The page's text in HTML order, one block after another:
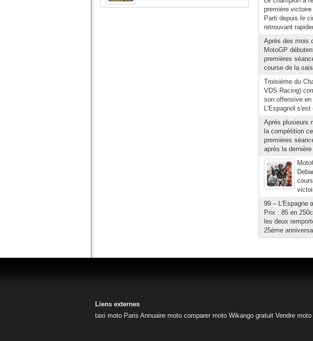
première
Parti depuis le
retrouvant
Après des mois
MotoGP
premières
course de la
Troisième du
VDS Racing)
son offensive en
L'Espagnol
Après plusieurs
la compétition
premières
après la
99 – L'Espagne
Prix : 85 en
les deux
25ème
Liens externes
taxi moto Paris Annuaire moto comparer moto Wikango gratuit Vendre moto